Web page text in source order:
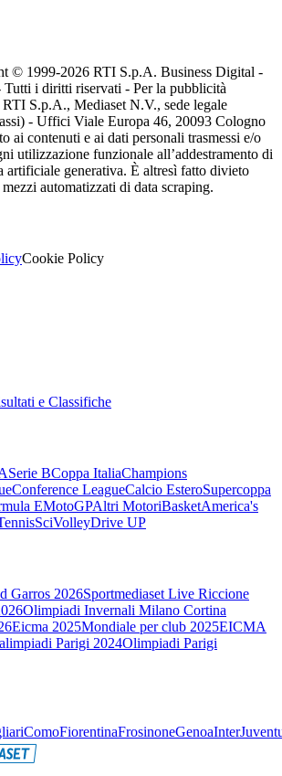
© 1999-2026 RTI S.p.A. Business Digital -
Tutti i diritti riservati - Per la pubblicità
S.p.A., Mediaset N.V., sede legale
- Uffici Viale Europa 46, 20093 Cologno
ai contenuti e ai dati personali trasmessi e/o
utilizzazione funzionale all’addestramento di
artificiale generativa. È altresì fatto divieto
automatizzati di data scraping.
Cookie Policy
e Classifiche
Serie BCoppa ItaliaChampions
Conference LeagueCalcio EsteroSupercoppa
EMotoGPAltri MotoriBasketAmerica's
SciVolleyDrive UP
Garros 2026Sportmediaset Live Riccione
Olimpiadi Invernali Milano Cortina
Eicma 2025Mondiale per club 2025EICMA
Parigi 2024Olimpiadi Parigi
ComoFiorentinaFrosinoneGenoaInter